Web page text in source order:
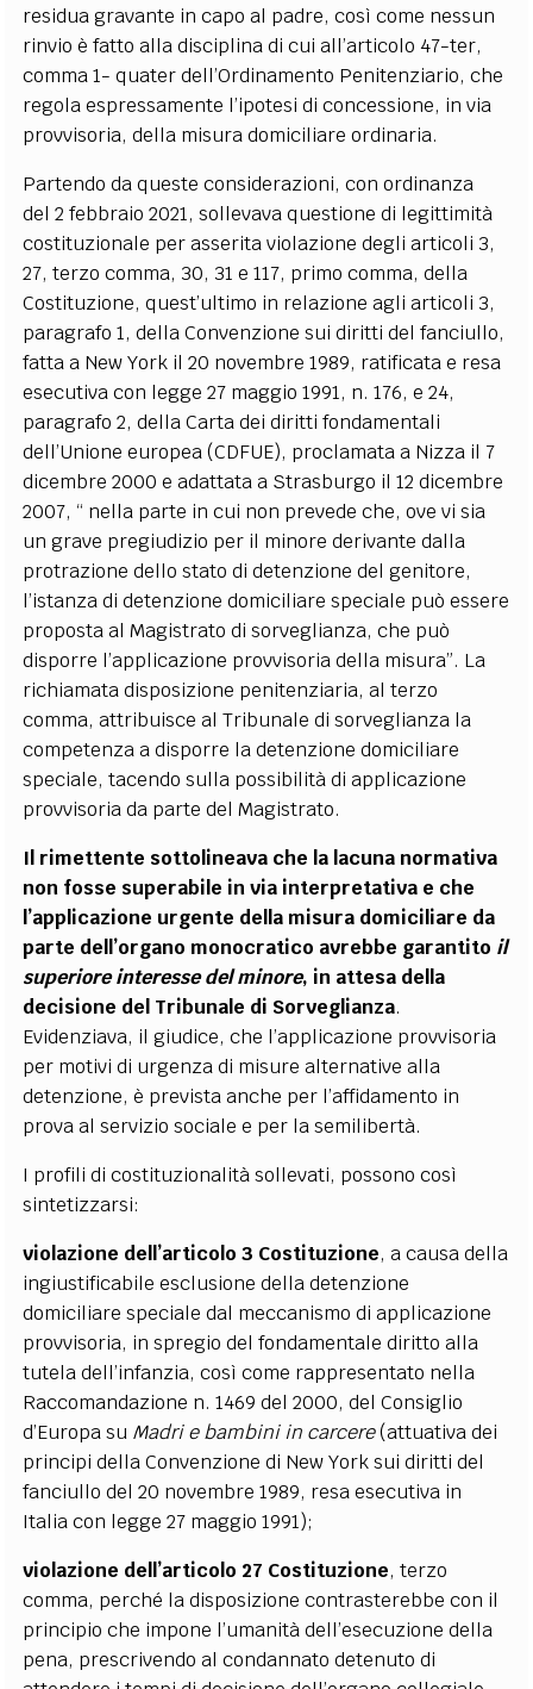
residua gravante in capo al padre, così come nessun
rinvio è fatto alla disciplina di cui all’articolo 47-ter,
comma 1- quater dell’Ordinamento Penitenziario, che
regola espressamente l’ipotesi di concessione, in via
provvisoria, della misura domiciliare ordinaria.
Partendo da queste considerazioni, con ordinanza
del 2 febbraio 2021, sollevava questione di legittimità
costituzionale per asserita violazione degli articoli 3,
27, terzo comma, 30, 31 e 117, primo comma, della
Costituzione, quest’ultimo in relazione agli articoli 3,
paragrafo 1, della Convenzione sui diritti del fanciullo,
fatta a New York il 20 novembre 1989, ratificata e resa
esecutiva con legge 27 maggio 1991, n. 176, e 24,
paragrafo 2, della Carta dei diritti fondamentali
dell’Unione europea (CDFUE), proclamata a Nizza il 7
dicembre 2000 e adattata a Strasburgo il 12 dicembre
2007, “ nella parte in cui non prevede che, ove vi sia
un grave pregiudizio per il minore derivante dalla
protrazione dello stato di detenzione del genitore,
l’istanza di detenzione domiciliare speciale può essere
proposta al Magistrato di sorveglianza, che può
disporre l’applicazione provvisoria della misura”. La
richiamata disposizione penitenziaria, al terzo
comma, attribuisce al Tribunale di sorveglianza la
competenza a disporre la detenzione domiciliare
speciale, tacendo sulla possibilità di applicazione
provvisoria da parte del Magistrato.
Il rimettente sottolineava che la lacuna normativa
non fosse superabile in via interpretativa e che
l’applicazione urgente della misura domiciliare da
parte dell’organo monocratico avrebbe garantito il
superiore interesse del minore, in attesa della
decisione del Tribunale di Sorveglianza.
Evidenziava, il giudice, che l’applicazione provvisoria
per motivi di urgenza di misure alternative alla
detenzione, è prevista anche per l’affidamento in
prova al servizio sociale e per la semilibertà.
I profili di costituzionalità sollevati, possono così
sintetizzarsi:
violazione dell’articolo 3 Costituzione, a causa della
ingiustificabile esclusione della detenzione
domiciliare speciale dal meccanismo di applicazione
provvisoria, in spregio del fondamentale diritto alla
tutela dell’infanzia, così come rappresentato nella
Raccomandazione n. 1469 del 2000, del Consiglio
d’Europa su Madri e bambini in carcere(attuativa dei
principi della Convenzione di New York sui diritti del
fanciullo del 20 novembre 1989, resa esecutiva in
Italia con legge 27 maggio 1991);
violazione dell’articolo 27 Costituzione, terzo
comma, perché la disposizione contrasterebbe con il
principio che impone l’umanità dell’esecuzione della
pena, prescrivendo al condannato detenuto di